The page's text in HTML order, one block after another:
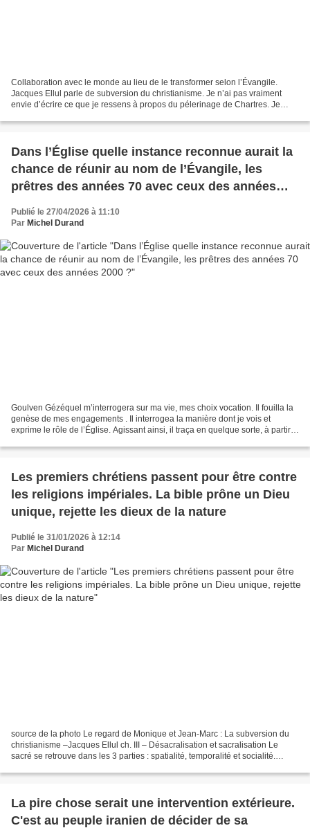
Collaboration avec le monde au lieu de le transformer selon l’Évangile.
Jacques Ellul parle de subversion du christianisme. Je n’ai pas vraiment
envie d’écrire ce que je ressens à propos du pélerinage de Chartres. Je
Dans l’Église quelle instance reconnue aurait la
chance de réunir au nom de l’Évangile, les
prêtres des années 70 avec ceux des années
Publié le 27/04/2026 à 11:10
Par Michel Durand
Goulven Gézéquel m’interrogera sur ma vie, mes choix vocation. Il fouilla la
genèse de mes engagements . Il interrogea la manière dont je vois et
exprime le rôle de l’Église. Agissant ainsi, il traça en quelque sorte, à partir
Les premiers chrétiens passent pour être contre
les religions impériales. La bible prône un Dieu
unique, rejette les dieux de la nature
Publié le 31/01/2026 à 12:14
Par Michel Durand
source de la photo Le regard de Monique et Jean-Marc : La subversion du
christianisme –Jacques Ellul ch. III – Désacralisation et sacralisation Le
sacré se retrouve dans les 3 parties : spatialité, temporalité et socialité.
La pire chose serait une intervention extérieure.
C'est au peuple iranien de décider de sa